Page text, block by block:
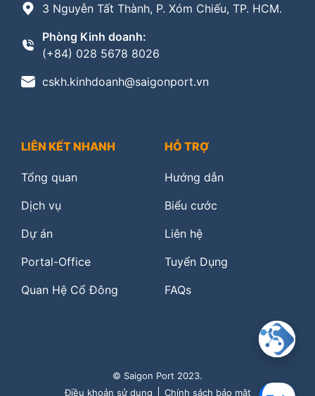
3 Nguyễn Tất Thành, P. Xóm Chiếu, TP. HCM.
Phòng Kinh doanh:
(+84) 028 5678 8026
cskh.kinhdoanh@saigonport.vn
LIÊN KẾT NHANH
Tổng quan
Dịch vụ
Dự án
Portal-Office
Quan Hệ Cổ Đông
HỖ TRỢ
Hướng dẫn
Biểu cước
Liên hệ
Tuyển Dụng
FAQs
© Saigon Port 2023.
Điều khoản sử dụng
Chính sách bảo mật